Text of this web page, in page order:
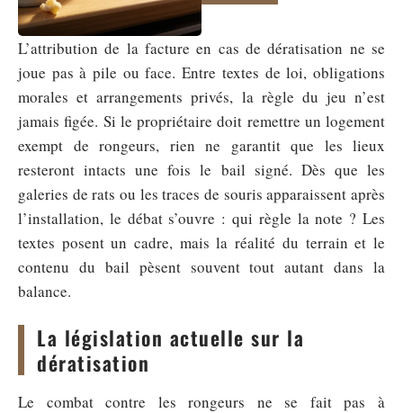
L’attribution de la facture en cas de dératisation ne se
joue pas à pile ou face. Entre textes de loi, obligations
morales et arrangements privés, la règle du jeu n’est
jamais figée. Si le propriétaire doit remettre un logement
exempt de rongeurs, rien ne garantit que les lieux
resteront intacts une fois le bail signé. Dès que les
galeries de rats ou les traces de souris apparaissent après
l’installation, le débat s’ouvre : qui règle la note ? Les
textes posent un cadre, mais la réalité du terrain et le
contenu du bail pèsent souvent tout autant dans la
balance.
La législation actuelle sur la
dératisation
Le combat contre les rongeurs ne se fait pas à